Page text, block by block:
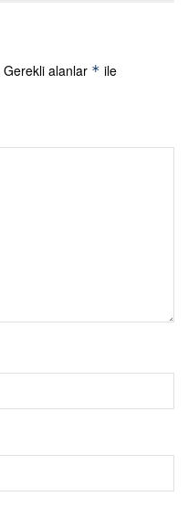
Gerekli alanlar * ile